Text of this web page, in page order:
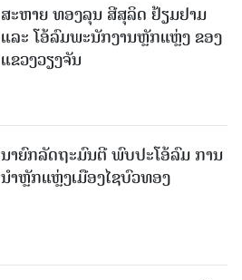
ສະຫາຍ ທອງລຸນ ສີສຸລິດ ຢ້ຽມຢາມ
ແລະ ໂອ້ລົມພະນັກງານຫຼັກແຫຼ່ງ ຂອງ
ແຂວງວຽງຈັນ
ນາຍົກລັດຖະມົນຕີ ພົບປະໂອ້ລົມ ການ
ນຳຫຼັກແຫຼ່ງເມືອງໄຊບົວທອງ